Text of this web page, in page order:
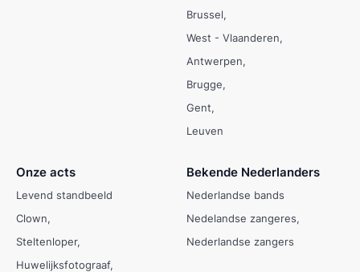
Brussel
West - Vlaanderen
Antwerpen
Brugge
Gent
Leuven
Onze acts
Levend standbeeld
Clown
Steltenloper
Huwelijksfotograaf
Bekende Nederlanders
Nederlandse bands
Nedelandse zangeres
Nederlandse zangers